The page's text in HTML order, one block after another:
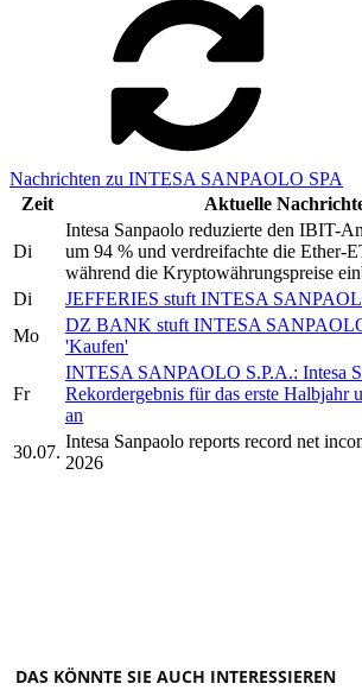
Nachrichten zu INTESA SANPAOLO SPA
Zeit
Aktuelle
Di
Intesa Sanpaolo reduzierte den IBIT-
um 94 % und verdreifachte die Ether-
während die Kryptowährungspreise
Di
JEFFERIES stuft INTESA
Mo
DZ BANK stuft INTESA
'Kaufen'
Fr
INTESA SANPAOLO S.P.A.: Intesa
Rekordergebnis für das erste Halbjahr
an
30.07.
Intesa Sanpaolo reports record net
2026